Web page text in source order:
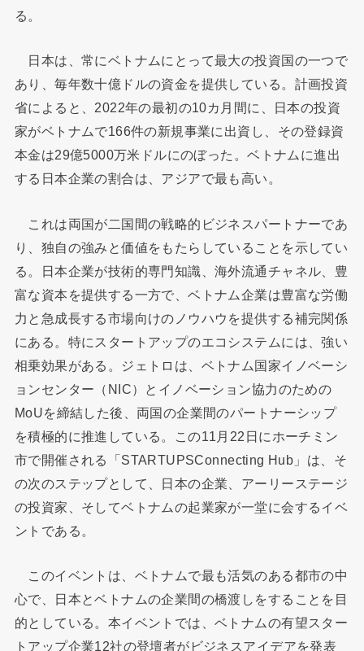
る。
日本は、常にベトナムにとって最大の投資国の一つで
あり、毎年数十億ドルの資金を提供している。計画投資
省によると、2022年の最初の10カ月間に、日本の投資
家がベトナムで166件の新規事業に出資し、その登録資
本金は29億5000万米ドルにのぼった。ベトナムに進出
する日本企業の割合は、アジアで最も高い。
これは両国が二国間の戦略的ビジネスパートナーであ
り、独自の強みと価値をもたらしていることを示してい
る。日本企業が技術的専門知識、海外流通チャネル、豊
富な資本を提供する一方で、ベトナム企業は豊富な労働
力と急成長する市場向けのノウハウを提供する補完関係
にある。特にスタートアップのエコシステムには、強い
相乗効果がある。ジェトロは、ベトナム国家イノベーシ
ョンセンター（NIC）とイノベーション協力のための
MoUを締結した後、両国の企業間のパートナーシップ
を積極的に推進している。この11月22日にホーチミン
市で開催される「STARTUPSConnecting Hub」は、そ
の次のステップとして、日本の企業、アーリーステージ
の投資家、そしてベトナムの起業家が一堂に会するイベ
ントである。
このイベントは、ベトナムで最も活気のある都市の中
心で、日本とベトナムの企業間の橋渡しをすることを目
的としている。本イベントでは、ベトナムの有望スター
トアップ企業12社の登壇者がビジネスアイデアを発表